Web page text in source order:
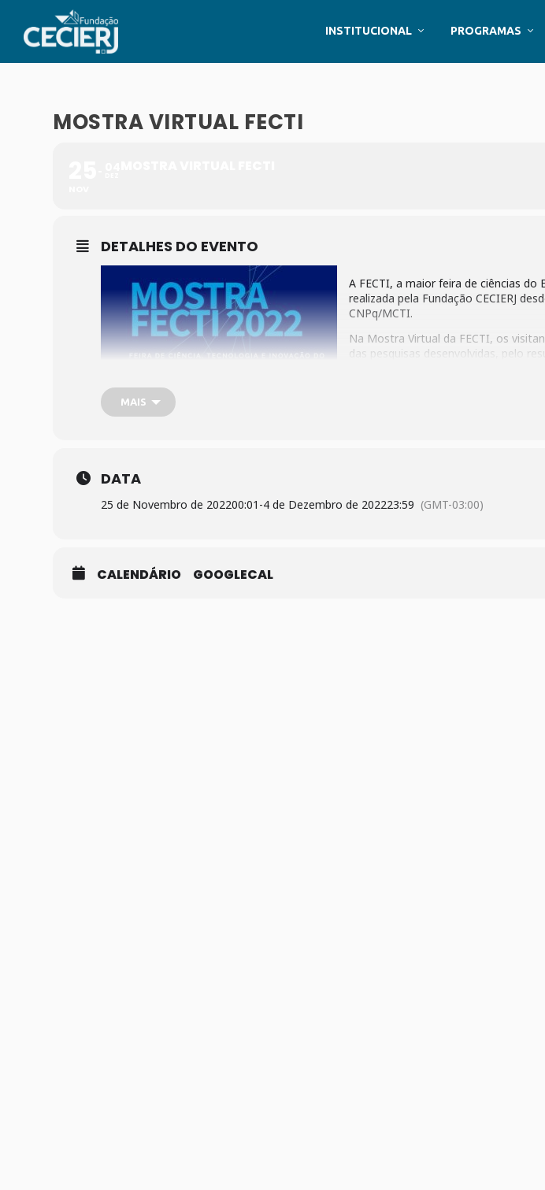
INSTITUCIONAL PROGRAMAS
MOSTRA VIRTUAL FECTI
DETALHES DO EVENTO
A FECTI, a maior feira de ciências do
realizada pela Fundação CECIERJ
CNPq/MCTI.
Na Mostra Virtual da FECTI, os
das pesquisas desenvolvidas, pelo
MAIS
DATA
25 de Novembro de 202200:01 -4 de Dezembro de 202223:59 (GMT-03:00)
CALENDÁRIO GOOGLECAL